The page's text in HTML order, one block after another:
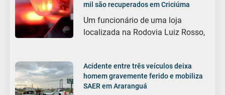
mil são recuperados em Criciúma
Um funcionário de uma loja
localizada na Rodovia Luiz Rosso,
Acidente entre três veículos deixa
homem gravemente ferido e mobiliza
SAER em Araranguá